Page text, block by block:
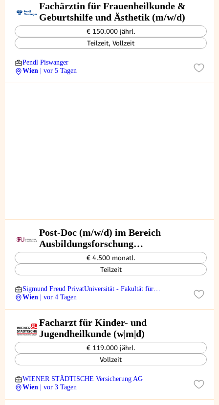
Fachärztin für Frauenheilkunde &
Geburtshilfe und Ästhetik (m/w/d)
€ 150.000 jährl.
Teilzeit, Vollzeit
Pendl Piswanger
Wien
| vor 5 Tagen
Post-Doc (m/w/d) im Bereich
Ausbildungsforschung
Psychotherapie - 20
Wochenstunden
€ 4.500 monatl.
Teilzeit
Sigmund Freud PrivatUniversität - Fakultät für
Psychotherapiewissenschaft
Wien | vor 4 Tagen
Facharzt für Kinder- und
Jugendheilkunde (w|m|d)
€ 119.000 jährl.
Vollzeit
WIENER STÄDTISCHE Versicherung AG
Wien
| vor 3 Tagen